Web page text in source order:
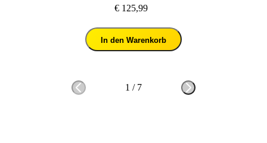
€ 125,99
In den Warenkorb
1 / 7